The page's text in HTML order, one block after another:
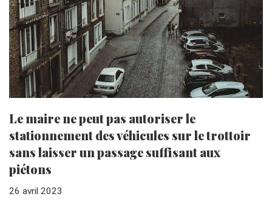
Le maire ne peut pas autoriser le
stationnement des véhicules sur le trottoir
sans laisser un passage suffisant aux
piétons
26 avril 2023